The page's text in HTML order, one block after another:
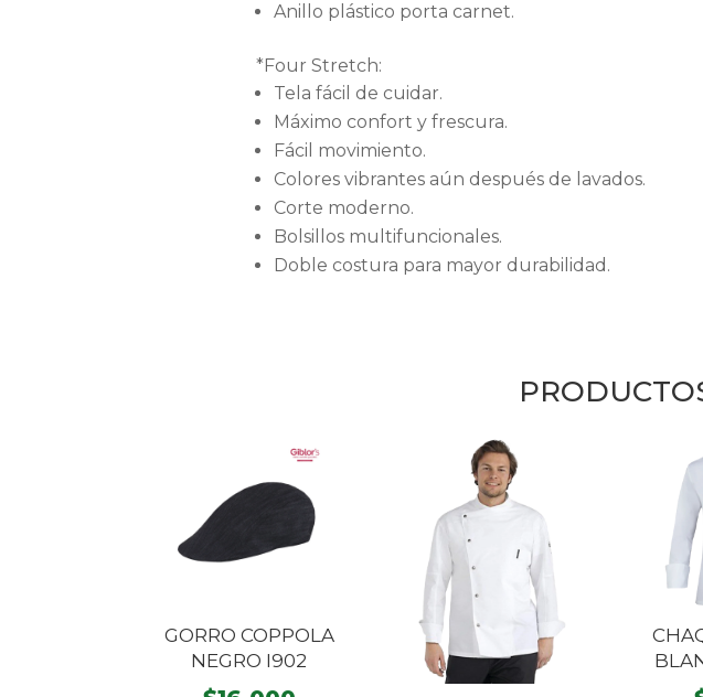
Anillo plástico porta carnet.
*Four Stretch:
Tela fácil de cuidar.
Máximo confort y frescura.
Fácil movimiento.
Colores vibrantes aún después de lavados.
Corte moderno.
Bolsillos multifuncionales.
Doble costura para mayor durabilidad.
GORRO COPPOLA
NEGRO I902